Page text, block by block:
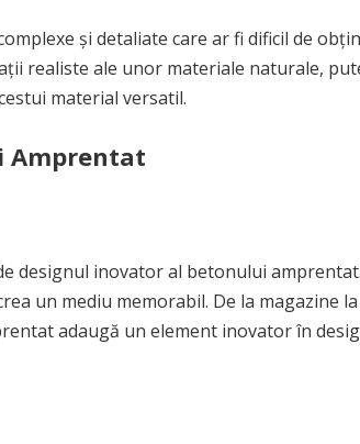
și detaliate care ar fi dificil de
realiste ale unor materiale naturale,
material versatil.
Amprentat
designul inovator al betonului
un mediu memorabil. De la magazine la
adaugă un element inovator în